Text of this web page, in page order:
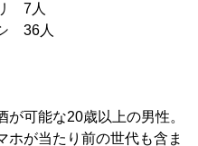
7人
36人
可能な20歳以上の男性。
ホが当たり前の世代も含ま